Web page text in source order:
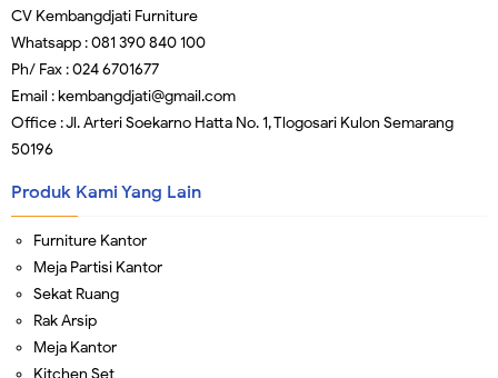
CV Kembangdjati Furniture
Whatsapp : 081 390 840 100
Ph/ Fax : 024 6701677
Email : kembangdjati@gmail.com
Office : Jl. Arteri Soekarno Hatta No. 1, Tlogosari Kulon Semarang
50196
Produk Kami Yang Lain
Furniture Kantor
Meja Partisi Kantor
Sekat Ruang
Rak Arsip
Meja Kantor
Kitchen Set